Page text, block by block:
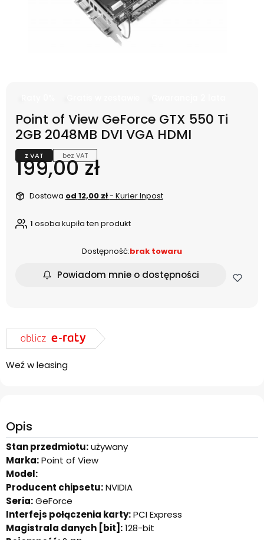
Point of View GeForce GTX 550 Ti
2GB 2048MB DVI VGA HDMI
z VAT bez VAT
Cena
199,00 zł
Dostawa od 12,00 zł- Kurier Inpost
1 osoba kupiła ten produkt
Dostępność:brak towaru
Powiadom mnie o dostępności
Weź w leasing
Opis
Stan przedmiotu:używany
Marka:Point of View
Model:
Producent chipsetu:NVIDIA
Seria:GeForce
Interfejs połączenia karty:PCI Express
Magistrala danych [bit]:128-bit